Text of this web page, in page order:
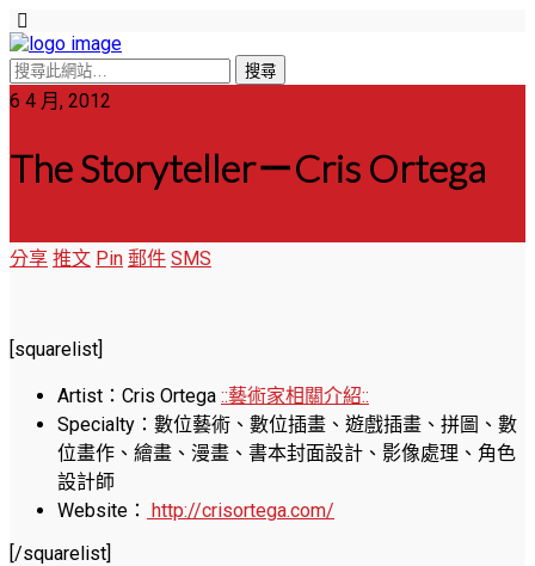
6 4 月, 2012
The Storyteller－Cris Ortega
分享 推文 Pin 郵件 SMS
[squarelist]
Artist：Cris Ortega ::藝術家相關介紹::
Specialty：數位藝術、數位插畫、遊戲插畫、拼圖、數
位畫作、繪畫、漫畫、書本封面設計、影像處理、角色
設計師
Website： http://crisortega.com/
[/squarelist]